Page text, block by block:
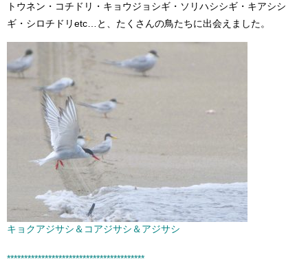
トウネン・コチドリ・キョウジョシギ・ソリハシシギ・キアシシ
ギ・シロチドリetc…と、たくさんの鳥たちに出会えました。
キョクアジサシ＆コアジサシ＆アジサシ
****************************************